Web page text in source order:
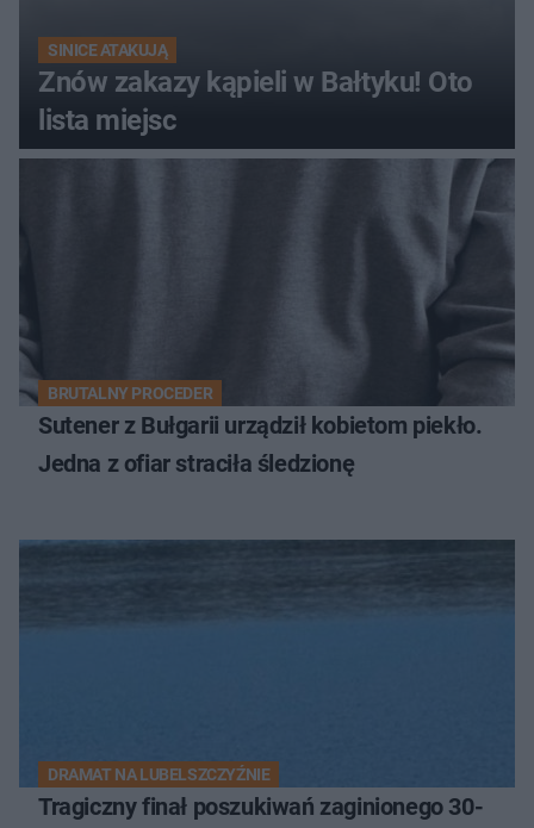
SINICE ATAKUJĄ
Znów zakazy kąpieli w Bałtyku! Oto
lista miejsc
BRUTALNY PROCEDER
Sutener z Bułgarii urządził kobietom piekło.
Jedna z ofiar straciła śledzionę
DRAMAT NA LUBELSZCZYŹNIE
Tragiczny finał poszukiwań zaginionego 30-